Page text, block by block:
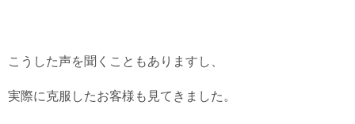
こうした声を聞くこともありますし、
実際に克服したお客様も見てきました。